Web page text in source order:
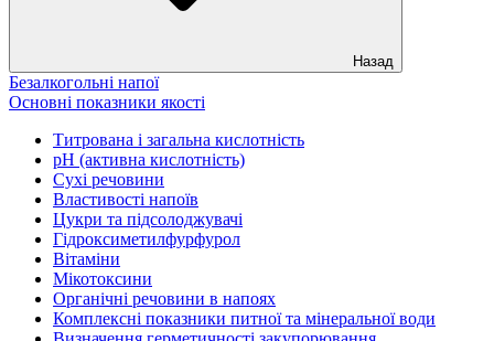
Назад
Безалкогольні напої
Основні показники якості
Титрована і загальна кислотність
рН (активна кислотність)
Сухі речовини
Властивості напоїв
Цукри та підсолоджувачі
Гідроксиметилфурфурол
Вітаміни
Мікотоксини
Органічні речовини в напоях
Комплексні показники питної та мінеральної води